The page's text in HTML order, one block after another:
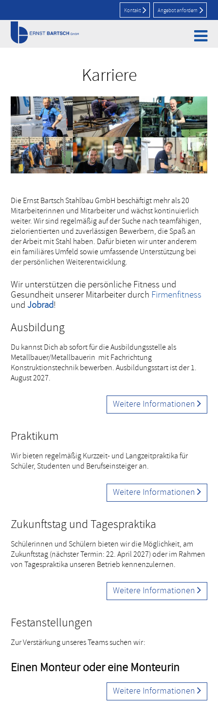
Kontakt Angebot anfordern
Home>
Karriere
Die Ernst Bartsch Stahlbau GmbH beschäftigt mehr als 20
Mitarbeiterinnen und Mitarbeiter und wächst kontinuierlich
weiter. Wir sind regelmäßig auf der Suche nach teamfähigen,
zielorientierten und zuverlässigen Bewerbern, die Spaß an
der Arbeit mit Stahl haben. Dafür bieten wir unter anderem
ein familiäres Umfeld sowie umfassende Unterstützung bei
der persönlichen Weiterentwicklung.
Wir unterstützen die persönliche Fitness und
Gesundheit unserer Mitarbeiter durch Firmenfitness
undJobrad!
Ausbildung
Du kannst Dich ab sofort für die Ausbildungsstelle als
Metallbauer/Metallbauerin mit Fachrichtung
Konstruktionstechnik bewerben. Ausbildungsstart ist der 1.
August 2027.
Weitere Informationen
Praktikum
Wir bieten regelmäßig Kurzzeit- und Langzeitpraktika für
Schüler, Studenten und Berufseinsteiger an.
Weitere Informationen
Zukunftstag und Tagespraktika
Schülerinnen und Schülern bieten wir die Möglichkeit, am
Zukunftstag (nächster Termin: 22. April 2027) oder im Rahmen
von Tagespraktika unseren Betrieb kennenzulernen.
Weitere Informationen
Festanstellungen
Zur Verstärkung unseres Teams suchen wir:
Einen Monteur oder eine Monteurin
Weitere Informationen